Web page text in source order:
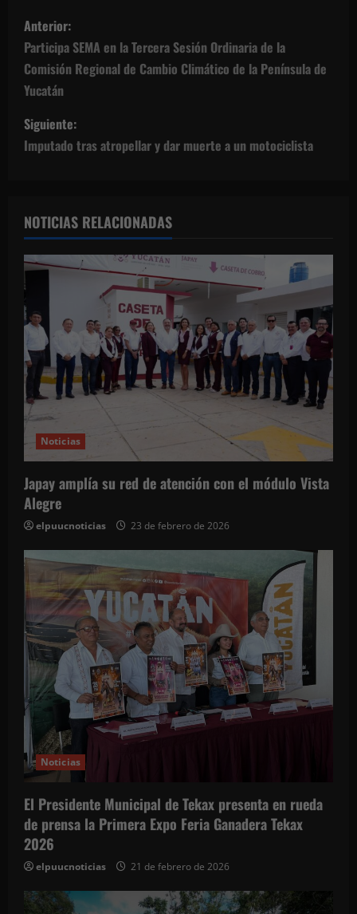
N
a
v
e
g
c
i
ó
n
d
e
e
n
t
r
a
d
a
s
Anterior:
Participa SEMA en la Tercera Sesión Ordinaria de la
Comisión Regional de Cambio Climático de la Península de
Yucatán
Siguiente:
Imputado tras atropellar y dar muerte a un motociclista
NOTICIAS RELACIONADAS
Noticias
Japay amplía su red de atención con el módulo Vista
Alegre
elpuucnoticias 23 de febrero de 2026
Noticias
El Presidente Municipal de Tekax presenta en rueda
de prensa la Primera Expo Feria Ganadera Tekax
2026
elpuucnoticias 21 de febrero de 2026